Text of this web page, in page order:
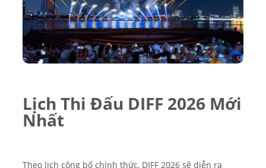
Lịch Thi Đấu DIFF 2026 Mới
Nhất
Theo lịch công bố chính thức, DIFF 2026 sẽ diễn ra